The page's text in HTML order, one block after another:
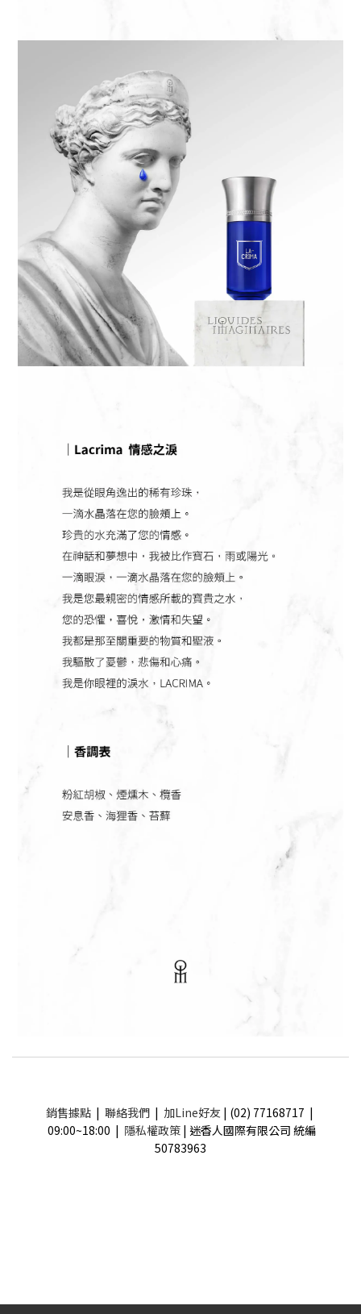
銷售據點| 聯絡我們| 加Line好友 | (02) 77168717 |
09:00~18:00 | 隱私權政策 | 迷香人國際有限公司 統編
50783963